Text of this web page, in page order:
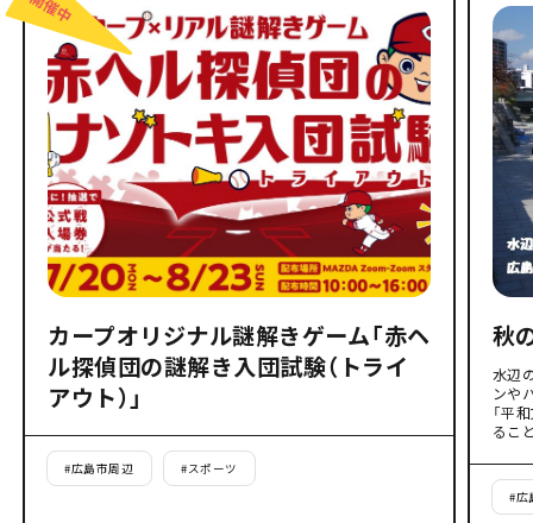
カープオリジナル謎解きゲーム「赤ヘ
ル探偵団の謎解き入団試験（トライ
アウト）」
#広島市周辺 #スポーツ
秋
水辺
ンや
「平
るこ
#広